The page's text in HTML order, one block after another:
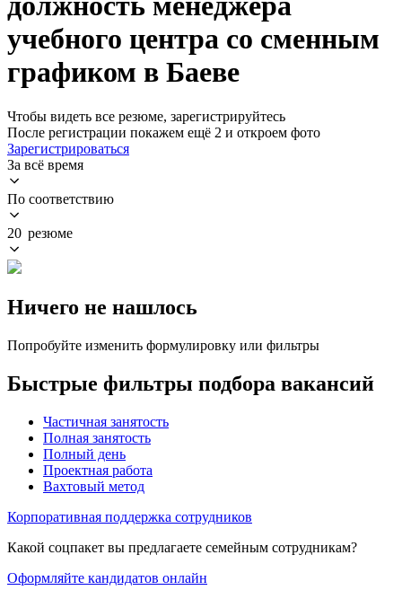
учебного центра со сменным
графиком в Баеве
Чтобы видеть все резюме, зарегистрируйтесь
После регистрации покажем ещё 2 и откроем фото
Зарегистрироваться
За всё время
По соответствию
20 резюме
Ничего не нашлось
Попробуйте изменить формулировку или фильтры
Быстрые фильтры подбора вакансий
Частичная занятость
Полная занятость
Полный день
Проектная работа
Вахтовый метод
Корпоративная поддержка сотрудников
Какой соцпакет вы предлагаете семейным сотрудникам?
Оформляйте кандидатов онлайн